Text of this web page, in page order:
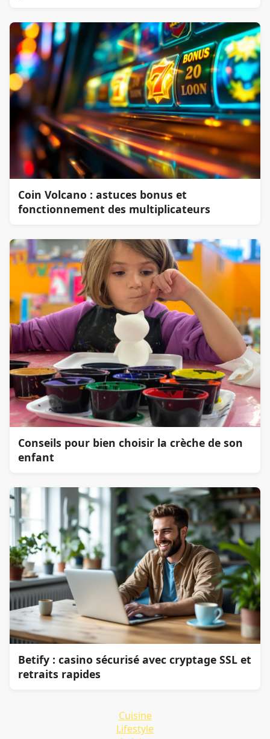
Coin Volcano : astuces bonus et
fonctionnement des multiplicateurs
Conseils pour bien choisir la crèche de son
enfant
Betify : casino sécurisé avec cryptage SSL et
retraits rapides
Cuisine
Lifestyle